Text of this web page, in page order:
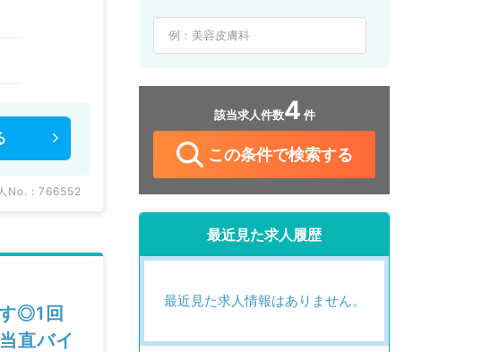
No. : 766552
◎1回
直バイ
該当求人件数4 件
この条件で検索する
最近見た求人履歴
最近見た求人情報はありません。